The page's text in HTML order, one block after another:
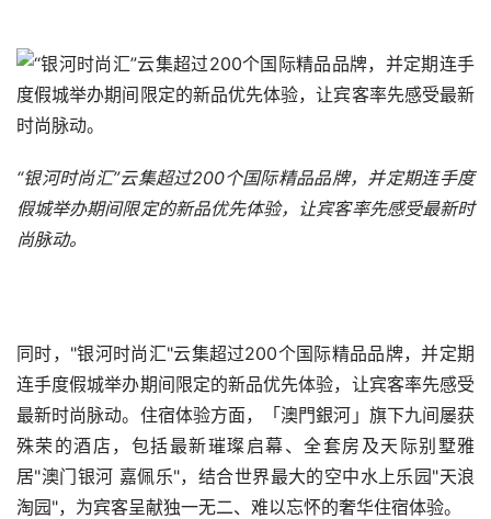
“银河时尚汇”云集超过200个国际精品品牌，并定期连手度
假城举办期间限定的新品优先体验，让宾客率先感受最新时
尚脉动。
同时，"银河时尚汇"云集超过200个国际精品品牌，并定期
连手度假城举办期间限定的新品优先体验，让宾客率先感受
最新时尚脉动。住宿体验方面，「澳門銀河」旗下九间屡获
殊荣的酒店，包括最新璀璨启幕、全套房及天际别墅雅
居"澳门银河 嘉佩乐"，结合世界最大的空中水上乐园"天浪
淘园"，为宾客呈献独一无二、难以忘怀的奢华住宿体验。